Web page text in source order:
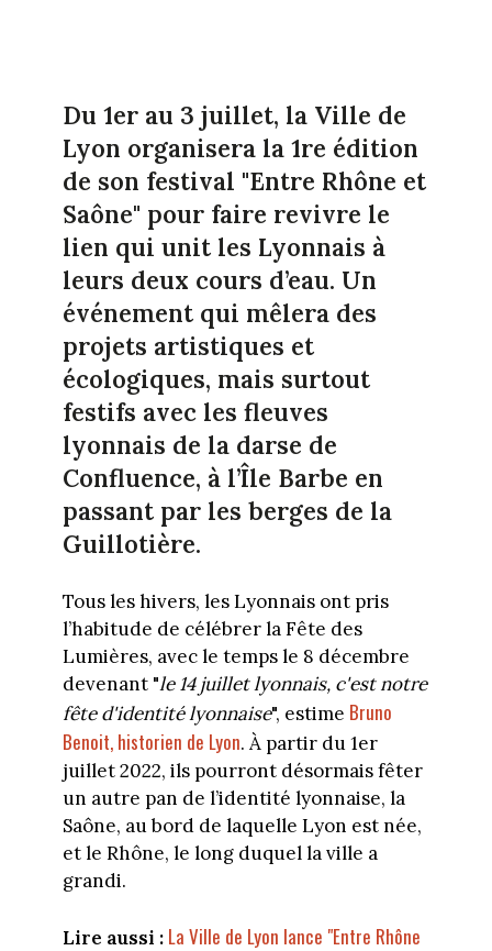
Du 1er au 3 juillet, la Ville de
Lyon organisera la 1re édition
de son festival "Entre Rhône et
Saône" pour faire revivre le
lien qui unit les Lyonnais à
leurs deux cours d’eau. Un
événement qui mêlera des
projets artistiques et
écologiques, mais surtout
festifs avec les fleuves
lyonnais de la darse de
Confluence, à l’Île Barbe en
passant par les berges de la
Guillotière.
Tous les hivers, les Lyonnais ont pris
l’habitude de célébrer la Fête des
Lumières, avec le temps le 8 décembre
devenant "le 14 juillet lyonnais, c'est notre
fête d'identité lyonnaise", estime Bruno
Benoit, historien de Lyon. À partir du 1er
juillet 2022, ils pourront désormais fêter
un autre pan de l’identité lyonnaise, la
Saône, au bord de laquelle Lyon est née,
et le Rhône, le long duquel la ville a
grandi.
Lire aussi : La Ville de Lyon lance "Entre Rhône